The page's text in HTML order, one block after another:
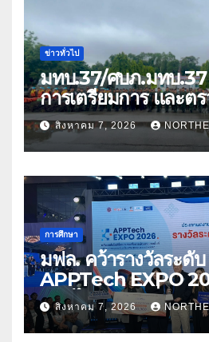
ข่าวทั่วไป
มทบ.37/ศบภ.มทบ
การเตรียมการ และต
ด้านการบรรเทาสาธ
สิงหาคม 7, 2026
การศึกษา
มฟล. คว้ารางวัลระดับ
APPTech EXPO
สมุนไพร ขับเคลื่อนนวั
พาณิชย์
สิงหาคม 7, 2026